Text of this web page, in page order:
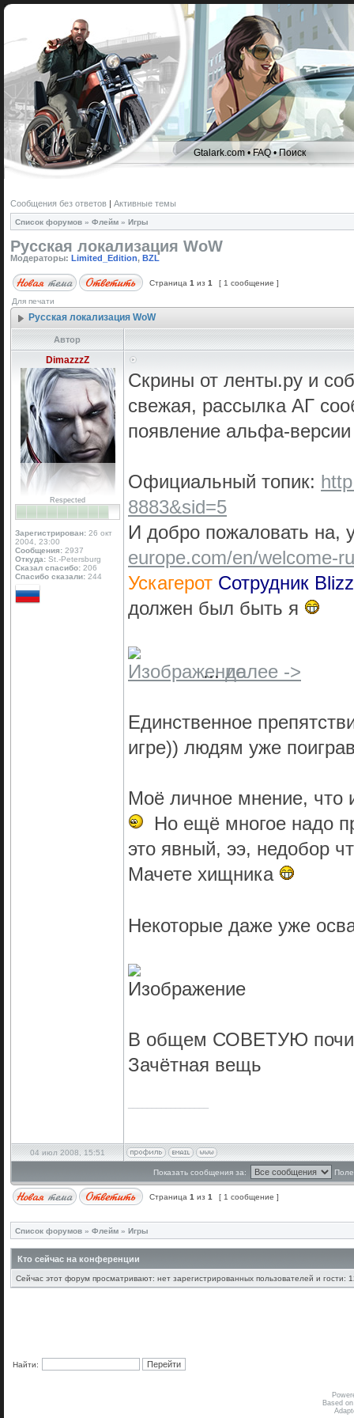
Gtalark.com •FAQ•Поиск
Сообщения без ответов | Активные темы
Список форумов » Флейм » Игры
Русская локализация WoW
Модераторы: Limited_Edition, BZL
Страница 1 из 1 [ 1 сообщение ]
Для печати
Русская локализация WoW
Автор
DimazzzZ
Respected
Зарегистрирован: 26 окт
2004, 23:00
Сообщения: 2937
Откуда: St.-Petersburg
Сказал спасибо: 206
Спасибо сказали: 244
Скрины от ленты.ру и
свежая, рассылка АГ
появление альфа-
Официальный топик:
8883&sid=5
И добро пожаловать на,
europe.com/en/welcome-
Ускагерот Сотрудник
должен был быть я
...далее ->
Единственное
игре)) людям уже
Моё личное мнение, что
Но ещё многое надо
это явный, ээ, недобор
Мачете хищника
Некоторые даже уже
В общем СОВЕТУЮ
Зачётная вещь
04 июл 2008, 15:51
Показать сообщения за:
Страница 1 из 1 [ 1 сообщение ]
Список форумов » Флейм » Игры
Кто сейчас на конференции
Сейчас этот форум просматривают: нет зарегистрированных пользователей и гости:
Найти:
Based